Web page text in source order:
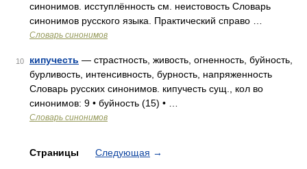
синонимов. исступлённость см. неистовость Словарь
синонимов русского языка. Практический справо …
Словарь синонимов
10 кипучесть — страстность, живость, огненность, буйность,
бурливость, интенсивность, бурность, напряженность
Словарь русских синонимов. кипучесть сущ., кол во
синонимов: 9 • буйность (15) • …
Словарь синонимов
Страницы Следующая →